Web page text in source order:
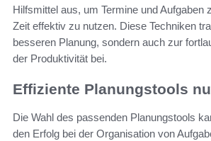
Hilfsmittel aus, um Termine und Aufgaben
Zeit effektiv zu nutzen. Diese Techniken
besseren Planung, sondern auch zur
der Produktivität bei.
Effiziente Planungstools
Die Wahl des passenden Planungstools
den Erfolg bei der Organisation von